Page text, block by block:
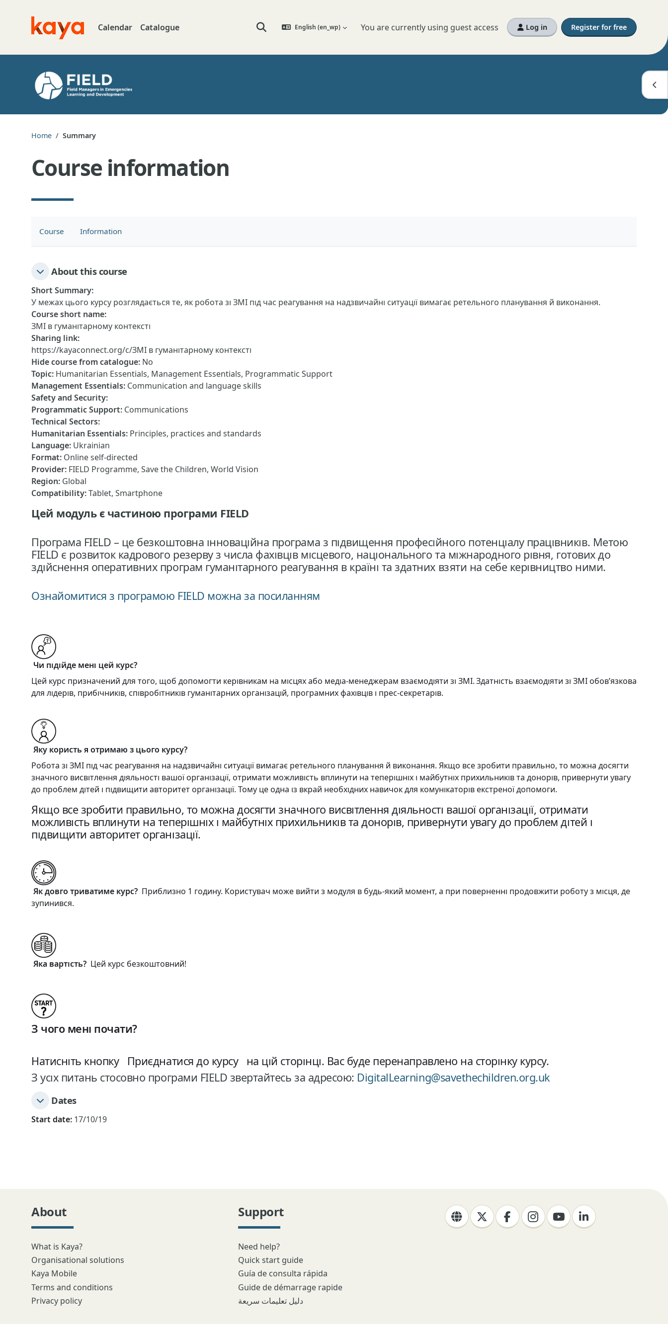
Go to home Calendar Catalogue Toggle search input
English ‎(en_wp)‎ You are currently using guest access Log in Register for free
Home Summary
Course information
Course Information
About this course
Short Summary:
У межах цього курсу розглядається те, як робота зі ЗМІ під час реагування на надзвичайні ситуації вимагає ретельного планування й виконання.
Course short name:
ЗМІ в гуманітарному контексті
Sharing link:
https://kayaconnect.org/c/ЗМІ в гуманітарному контексті
Hide course from catalogue: No
Topic: Humanitarian Essentials, Management Essentials, Programmatic Support
Management Essentials: Communication and language skills
Safety and Security:
Programmatic Support: Communications
Technical Sectors:
Humanitarian Essentials: Principles, practices and standards
Language: Ukrainian
Format: Online self-directed
Provider: FIELD Programme, Save the Children, World Vision
Region: Global
Compatibility:Tablet, Smartphone
Цей модуль є частиною програми FIELD
Програма FIELD – це безкоштовна інноваційна програма з підвищення професійного потенціалу працівників. Метою
FIELD є розвиток кадрового резерву з числа фахівців місцевого, національного та міжнародного рівня, готових до
здійснення оперативних програм гуманітарного реагування в країні та здатних взяти на себе керівництво ними.
Ознайомитися з програмою FIELD можна за посиланням
Чи підійде мені цей курс?
Цей курс призначений для того, щоб допомогти керівникам на місцях або медіа-менеджерам взаємодіяти зі ЗМІ. Здатність взаємодіяти зі ЗМІ обов’язкова
для лідерів, прибічників, співробітників гуманітарних організацій, програмних фахівців і прес-секретарів.
Яку користь я отримаю з цього курсу?
Робота зі ЗМІ під час реагування на надзвичайні ситуації вимагає ретельного планування й виконання. Якщо все зробити правильно, то можна досягти
значного висвітлення діяльності вашої організації, отримати можливість вплинути на теперішніх і майбутніх прихильників та донорів, привернути увагу
до проблем дітей і підвищити авторитет організації. Тому це одна із вкрай необхідних навичок для комунікаторів екстреної допомоги.
Якщо все зробити правильно, то можна досягти значного висвітлення діяльності вашої організації, отримати
можливість вплинути на теперішніх і майбутніх прихильників та донорів, привернути увагу до проблем дітей і
підвищити авторитет організації.
Як довго триватиме курс? Приблизно 1 годину. Користувач може вийти з модуля в будь-який момент, а при поверненні продовжити роботу з місця, де
зупинився.
Яка вартість? Цей курс безкоштовний!
З чого мені почати?
Натисніть кнопку Приєднатися до курсу на цій сторінці. Вас буде перенаправлено на сторінку курсу.
З усіх питань стосовно програми FIELD звертайтесь за адресою: DigitalLearning@savethechildren.org.uk
Dates
Start date: 17/10/19
About
What is Kaya?
Organisational solutions
Kaya Mobile
Terms and conditions
Privacy policy
Support
Need help?
Quick start guide
Guía de consulta rápida
Guide de démarrage rapide
دليل تعليمات سريعة